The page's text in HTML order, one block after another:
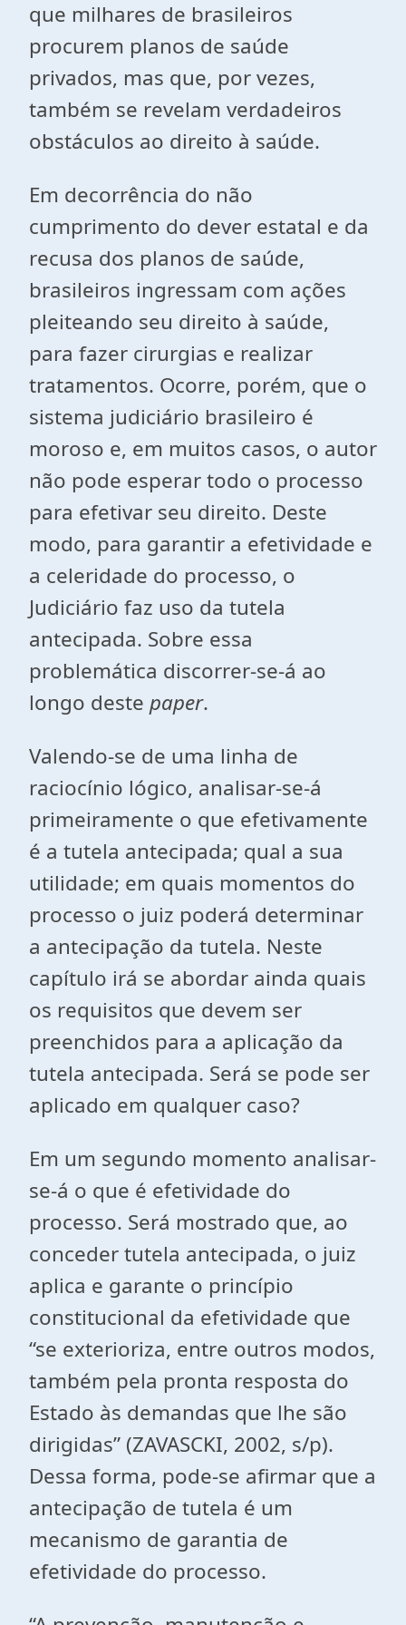
que milhares de brasileiros
procurem planos de saúde
privados, mas que, por vezes,
também se revelam verdadeiros
obstáculos ao direito à saúde.
Em decorrência do não
cumprimento do dever estatal e da
recusa dos planos de saúde,
brasileiros ingressam com ações
pleiteando seu direito à saúde,
para fazer cirurgias e realizar
tratamentos. Ocorre, porém, que o
sistema judiciário brasileiro é
moroso e, em muitos casos, o autor
não pode esperar todo o processo
para efetivar seu direito. Deste
modo, para garantir a efetividade e
a celeridade do processo, o
Judiciário faz uso da tutela
antecipada. Sobre essa
problemática discorrer-se-á ao
longo deste paper.
Valendo-se de uma linha de
raciocínio lógico, analisar-se-á
primeiramente o que efetivamente
é a tutela antecipada; qual a sua
utilidade; em quais momentos do
processo o juiz poderá determinar
a antecipação da tutela. Neste
capítulo irá se abordar ainda quais
os requisitos que devem ser
preenchidos para a aplicação da
tutela antecipada. Será se pode ser
aplicado em qualquer caso?
Em um segundo momento analisar-
se-á o que é efetividade do
processo. Será mostrado que, ao
conceder tutela antecipada, o juiz
aplica e garante o princípio
constitucional da efetividade que
“se exterioriza, entre outros modos,
também pela pronta resposta do
Estado às demandas que lhe são
dirigidas” (ZAVASCKI, 2002, s/p).
Dessa forma, pode-se afirmar que a
antecipação de tutela é um
mecanismo de garantia de
efetividade do processo.